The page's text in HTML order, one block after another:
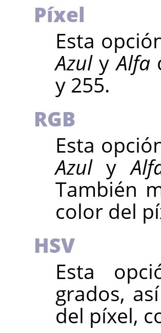
Píxel
Esta
AzulyAlfa
y 255.
RGB
Esta
Azuly
También
color del
HSV
Esta
grados,
del píxel,